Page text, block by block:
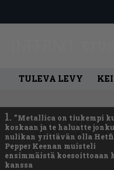
TULEVA LEVY
1. ”Metallica on tiukempi
koskaan ja te haluatte
nulikan yrittävän olla
Pepper Keenan muisteli
ensimmäistä koesoittoaan
kanssa